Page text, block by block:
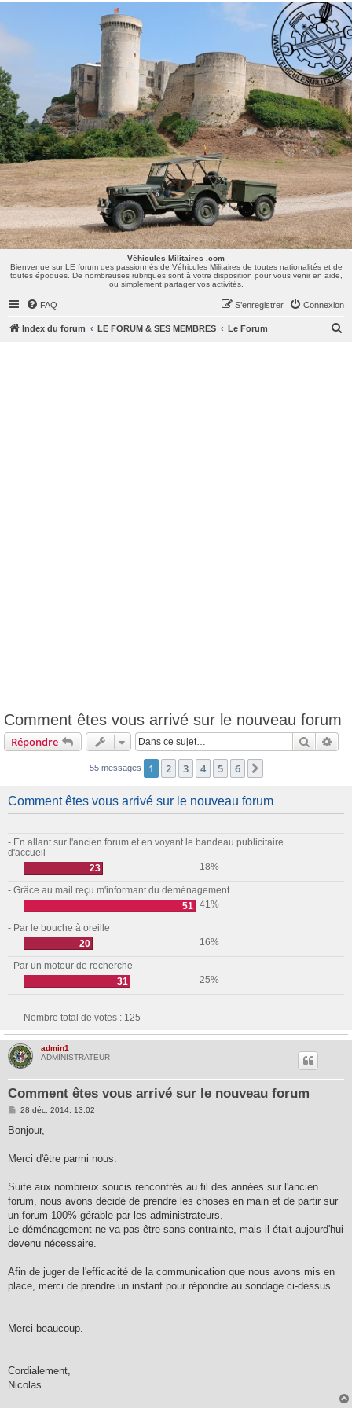
Véhicules Militaires .com
Bienvenue sur LE forum des passionnés de Véhicules Militaires de toutes nationalités et de
toutes époques. De nombreuses rubriques sont à votre disposition pour vous venir en aide,
ou simplement partager vos activités.
Véhicules Militaires .com
Bienvenue sur LE forum des passionnés de Véhicules Militaires de toutes nationalités et de
toutes époques. De nombreuses rubriques sont à votre disposition pour vous venir en aide,
ou simplement partager vos activités.
FAQ Connexion
S’enregistrer
Index du forum LE FORUM & SES MEMBRES Le Forum
Comment êtes vous arrivé sur le nouveau forum
Répondre
55 messages 1 2 3 4 5 6
Comment êtes vous arrivé sur le nouveau forum
- En allant sur l'ancien forum et en voyant le bandeau publicitaire
d'accueil
23
18%
- Grâce au mail reçu m'informant du déménagement
51
41%
- Par le bouche à oreille
20
16%
- Par un moteur de recherche
31
25%
Nombre total de votes : 125
admin1
ADMINISTRATEUR
Comment êtes vous arrivé sur le nouveau forum
M
s
g
28 déc. 2014, 13:02
Bonjour,
Merci d'être parmi nous.
Suite aux nombreux soucis rencontrés au fil des années sur l'ancien
forum, nous avons décidé de prendre les choses en main et de partir sur
un forum 100% gérable par les administrateurs.
Le déménagement ne va pas être sans contrainte, mais il était aujourd'hui
devenu nécessaire.
Afin de juger de l'efficacité de la communication que nous avons mis en
place, merci de prendre un instant pour répondre au sondage ci-dessus.
Merci beaucoup.
Cordialement,
Nicolas.